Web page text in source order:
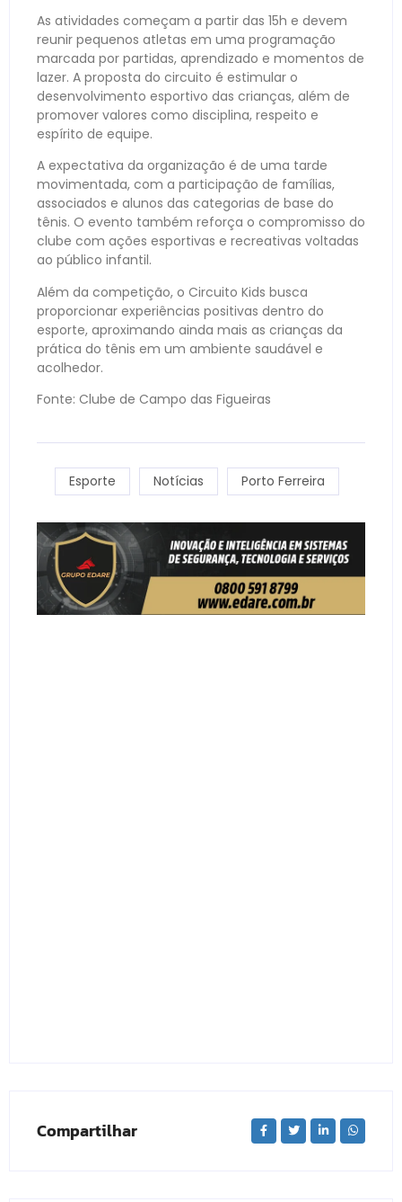
As atividades começam a partir das 15h e devem
reunir pequenos atletas em uma programação
marcada por partidas, aprendizado e momentos de
lazer. A proposta do circuito é estimular o
desenvolvimento esportivo das crianças, além de
promover valores como disciplina, respeito e
espírito de equipe.
A expectativa da organização é de uma tarde
movimentada, com a participação de famílias,
associados e alunos das categorias de base do
tênis. O evento também reforça o compromisso do
clube com ações esportivas e recreativas voltadas
ao público infantil.
Além da competição, o Circuito Kids busca
proporcionar experiências positivas dentro do
esporte, aproximando ainda mais as crianças da
prática do tênis em um ambiente saudável e
acolhedor.
Fonte: Clube de Campo das Figueiras
Esporte Notícias Porto Ferreira
Compartilhar